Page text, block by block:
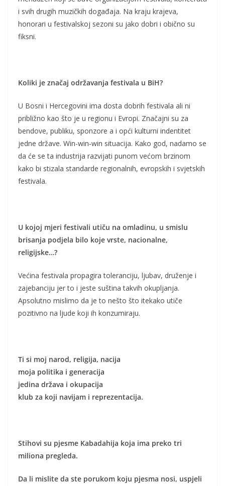
i svih drugih muzičkih događaja. Na kraju krajeva,
honorari u festivalskoj sezoni su jako dobri i obično su
fiksni.
Koliki je značaj održavanja festivala u BiH?
U Bosni i Hercegovini ima dosta dobrih festivala ali ni
približno kao što je u regionu i Evropi. Značajni su za
bendove, publiku, sponzore a i opći kulturni indentitet
jedne države. Win-win-win situacija. Kako god, nadamo se
da će se ta industrija razvijati punom većom brzinom
kako bi stizala standarde regionalnih, evropskih i svjetskih
festivala.
U kojoj mjeri festivali utiču na omladinu, u smislu
brisanja podjela bilo koje vrste, nacionalne,
religijske…?
Većina festivala propagira toleranciju, ljubav, druženje i
zajebanciju jer to i jeste suština takvih okupljanja.
Apsolutno mislimo da je to nešto što itekako utiče
pozitivno na ljude koji ih konzumiraju.
Ti si moj narod, religija, nacija
moja politika i generacija
jedina država i okupacija
klub za koji navijam i reprezentacija.
Stihovi su pjesme Kabadahija koja ima preko tri
miliona pregleda.
Da li mislite da ste porukom koju pjesma nosi, uspjeli